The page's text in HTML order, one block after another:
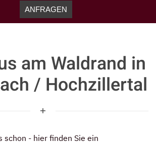
am Waldrand in
/ Hochzillertal
schon - hier finden Sie ein